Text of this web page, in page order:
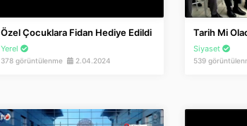
Özel Çocuklara Fidan Hediye Edildi
Yerel
378 görüntülenme 2.04.2024
Tarih Mi
Siyaset
539